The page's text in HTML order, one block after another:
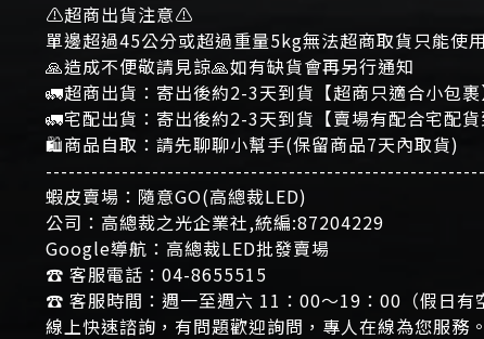
⚠超商出貨注意⚠
單邊超過45公分或超過重量5kg無法超商取貨只能使
🙏造成不便敬請見諒🙏如有缺貨會再另行通知
🚛超商出貨：寄出後約2-3天到貨【超商只適合小包裹
🚛宅配出貨：寄出後約2-3天到貨【賣場有配合宅配貨
🛍商品自取：請先聊聊小幫手(保留商品7天內取貨)
蝦皮賣場：隨意GO(高總裁LED)
公司：高總裁之光企業社,統編:87204229
Google導航：高總裁LED批發賣場
☎ 客服電話：04-8655515
☎ 客服時間：週一至週六 11：00～19：00（假日有
線上快速諮詢，有問題歡迎詢問，專人在線為您服務。